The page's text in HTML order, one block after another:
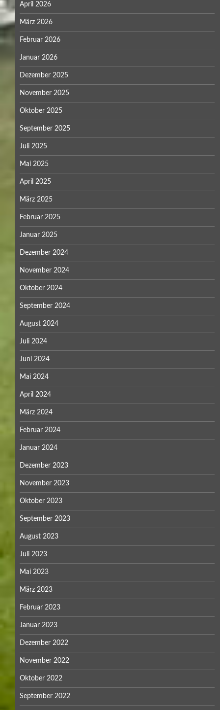
April 2026
März 2026
Februar 2026
Januar 2026
Dezember 2025
November 2025
Oktober 2025
September 2025
Juli 2025
Mai 2025
April 2025
März 2025
Februar 2025
Januar 2025
Dezember 2024
November 2024
Oktober 2024
September 2024
August 2024
Juli 2024
Juni 2024
Mai 2024
April 2024
März 2024
Februar 2024
Januar 2024
Dezember 2023
November 2023
Oktober 2023
September 2023
August 2023
Juli 2023
Mai 2023
März 2023
Februar 2023
Januar 2023
Dezember 2022
November 2022
Oktober 2022
September 2022